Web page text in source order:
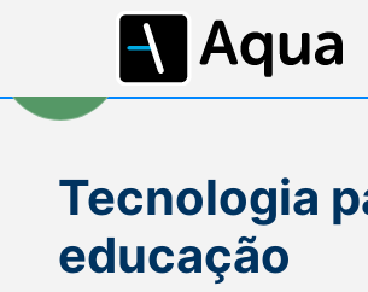
Tecnologia
educação